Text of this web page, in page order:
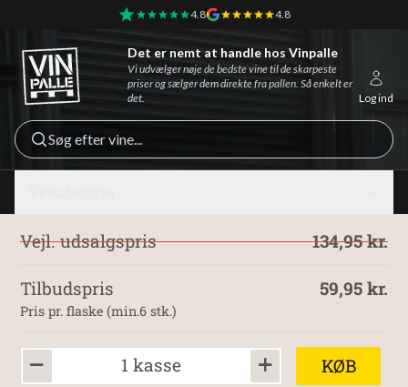
4.8 4.8
Vinpalle - Forside
Log ind
Det er nemt at handle hos Vinpalle
Vi udvælger nøje de bedste vine til de skarpeste
priser og sælger dem direkte fra pallen. Så enkelt er
det.
Søg efter vine...
134,95 kr.
Vejl. udsalgspris
59,95 kr.
Tilbudspris
Pris pr. flaske (min.6 stk.)
KØB
1 kasse